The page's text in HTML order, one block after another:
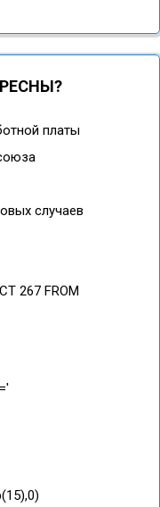
платы
случаев
267 FROM